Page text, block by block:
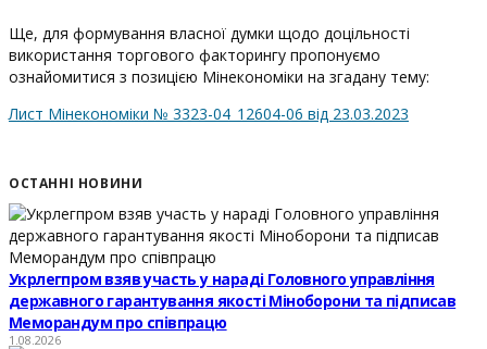
Ще, для формування власної думки щодо доцільності
використання торгового факторингу пропонуємо
ознайомитися з позицією Мінекономіки на згадану тему:
Лист Мінекономіки № 3323-04_12604-06 від 23.03.2023
ОСТАННІ НОВИНИ
Укрлегпром взяв участь у нараді Головного управління
державного гарантування якості Міноборони та підписав
Меморандум про співпрацю
1.08.2026